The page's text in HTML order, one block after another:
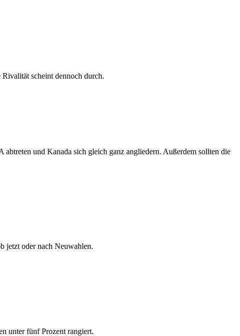
scheint dennoch durch.
und Kanada sich gleich ganz angliedern. Außerdem sollten die
jetzt oder nach Neuwahlen.
unter fünf Prozent rangiert.